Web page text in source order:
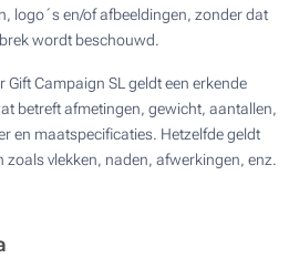
logo´s en/of afbeeldingen, zonder dat
wordt beschouwd.
Campaign SL geldt een erkende
betreft afmetingen, gewicht, aantallen,
en maatspecificaties. Hetzelfde geldt
zoals vlekken, naden, afwerkingen, enz.